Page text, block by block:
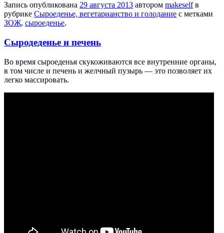
Запись опубликована 29 августа 2013 автором makeselfв
рубрике Сыроеденье, вегетарианство и голодание с метками
ЗОЖ, сыроеденье.
Сыродеденье и печень
Во время сыроеденья скукоживаются все внутренние органы,
в том числе и печень и желчный пузырь — это позволяет их
легко массировать.